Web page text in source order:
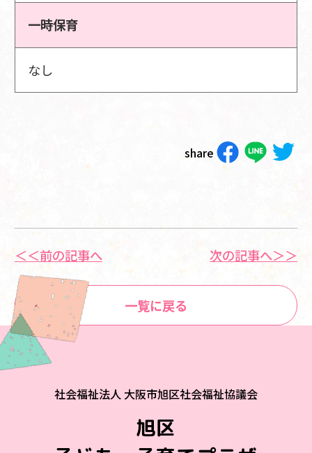
一時保育
なし
share
＜＜前の記事へ
一覧に戻る
次の記事へ＞＞
社会福祉法人 大阪市旭区社会福祉協議会
旭区